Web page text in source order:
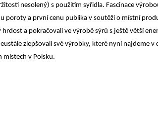
nesolený) s použitím syřidla. Fascinace
poroty a první cenu publika v soutěži o místní
a pokračovali ve výrobě sýrů s ještě větší
zlepšovali své výrobky, které nyní najdeme v
místech v Polsku.